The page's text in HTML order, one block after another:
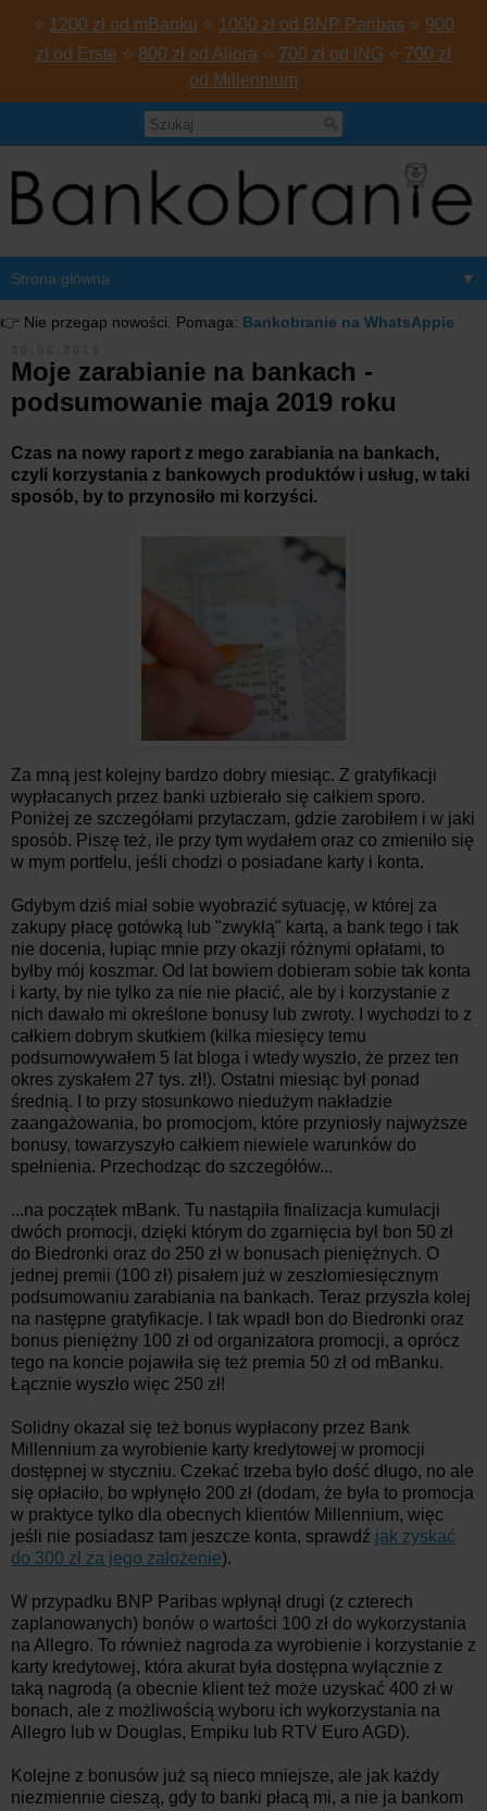
⭐ 1200 zł od mBanku ⭐ 1000 zł od BNP Paribas ⭐ 900
zł od Erste ⭐ 800 zł od Aliora ⭐ 700 zł od ING ⭐ 700 zł
od Millennium
▼
👉 Nie przegap nowości. Pomaga: Bankobranie na WhatsAppie
Moje zarabianie na bankach -
podsumowanie maja 2019 roku
Czas na nowy raport z mego zarabiania na bankach,
czyli korzystania z bankowych produktów i usług, w taki
sposób, by to przynosiło mi korzyści.
Za mną jest kolejny bardzo dobry miesiąc. Z gratyfikacji
wypłacanych przez banki uzbierało się całkiem sporo.
Poniżej ze szczegółami przytaczam, gdzie zarobiłem i w jaki
sposób. Piszę też, ile przy tym wydałem oraz co zmieniło się
w mym portfelu, jeśli chodzi o posiadane karty i konta.
Gdybym dziś miał sobie wyobrazić sytuację, w której za
zakupy płacę gotówką lub "zwykłą" kartą, a bank tego i tak
nie docenia, łupiąc mnie przy okazji różnymi opłatami, to
byłby mój koszmar. Od lat bowiem dobieram sobie tak konta
i karty, by nie tylko za nie nie płacić, ale by i korzystanie z
nich dawało mi określone bonusy lub zwroty. I wychodzi to z
całkiem dobrym skutkiem (kilka miesięcy temu
podsumowywałem 5 lat bloga i wtedy wyszło, że przez ten
okres zyskałem 27 tys. zł!). Ostatni miesiąc był ponad
średnią. I to przy stosunkowo niedużym nakładzie
zaangażowania, bo promocjom, które przyniosły najwyższe
bonusy, towarzyszyło całkiem niewiele warunków do
spełnienia. Przechodząc do szczegółów...
...na początek mBank. Tu nastąpiła finalizacja kumulacji
dwóch promocji, dzięki którym do zgarnięcia był bon 50 zł
do Biedronki oraz do 250 zł w bonusach pieniężnych. O
jednej premii (100 zł) pisałem już w zeszłomiesięcznym
podsumowaniu zarabiania na bankach. Teraz przyszła kolej
na następne gratyfikacje. I tak wpadł bon do Biedronki oraz
bonus pieniężny 100 zł od organizatora promocji, a oprócz
tego na koncie pojawiła się też premia 50 zł od mBanku.
Łącznie wyszło więc 250 zł!
Solidny okazał się też bonus wypłacony przez Bank
Millennium za wyrobienie karty kredytowej w promocji
dostępnej w styczniu. Czekać trzeba było dość długo, no ale
się opłaciło, bo wpłynęło 200 zł (dodam, że była to promocja
w praktyce tylko dla obecnych klientów Millennium, więc
jeśli nie posiadasz tam jeszcze konta, sprawdź jak zyskać
do 300 zł za jego założenie).
W przypadku BNP Paribas wpłynął drugi (z czterech
zaplanowanych) bonów o wartości 100 zł do wykorzystania
na Allegro. To również nagroda za wyrobienie i korzystanie z
karty kredytowej, która akurat była dostępna wyłącznie z
taką nagrodą (a obecnie klient też może uzyskać 400 zł w
bonach, ale z możliwością wyboru ich wykorzystania na
Allegro lub w Douglas, Empiku lub RTV Euro AGD).
Kolejne z bonusów już są nieco mniejsze, ale jak każdy
niezmiennie cieszą, gdy to banki płacą mi, a nie ja bankom